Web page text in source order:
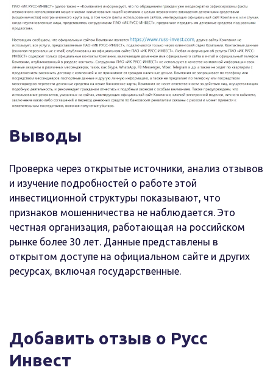
Выводы
Проверка через открытые источники, анализ отзывов
и изучение подробностей о работе этой
инвестиционной структуры показывают, что
признаков мошенничества не наблюдается. Это
честная организация, работающая на российском
рынке более 30 лет. Данные представлены в
открытом доступе на официальном сайте и других
ресурсах, включая государственные.
Добавить отзыв о Русс
Инвест